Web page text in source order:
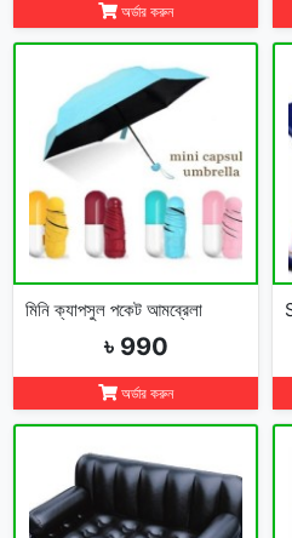
অর্ডার করুন
মিনি ক্যাপসুল পকেট আমব্রেলা
৳ 990
অর্ডার করুন